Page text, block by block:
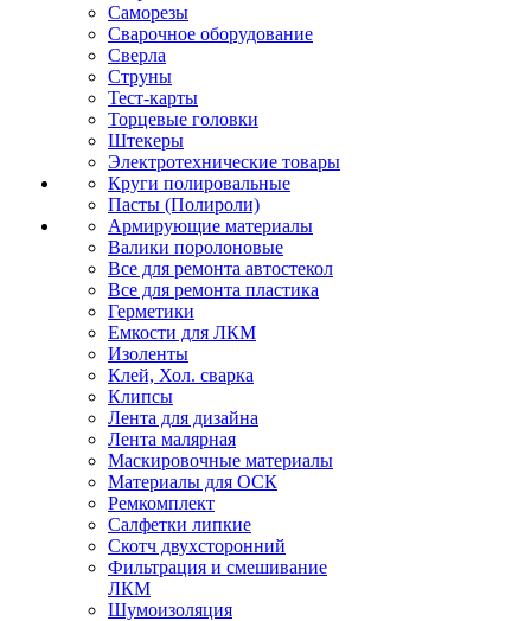
Саморезы
Сварочное оборудование
Сверла
Струны
Тест-карты
Торцевые головки
Штекеры
Электротехнические товары
Круги полировальные
Пасты (Полироли)
Армирующие материалы
Валики поролоновые
Все для ремонта автостекол
Все для ремонта пластика
Герметики
Емкости для ЛКМ
Изоленты
Клей, Хол. сварка
Клипсы
Лента для дизайна
Лента малярная
Маскировочные материалы
Материалы для ОСК
Ремкомплект
Салфетки липкие
Скотч двухсторонний
Фильтрация и смешивание
ЛКМ
Шумоизоляция